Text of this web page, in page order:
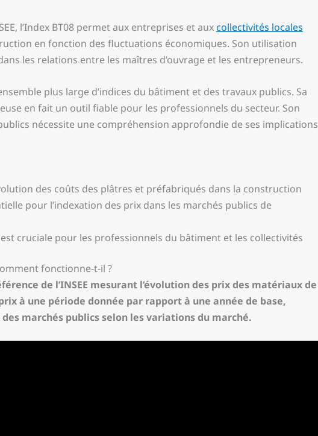
l’Index BT08 permet aux entreprises et auxcollectivités locales
en fonction des fluctuations économiques. Son utilisation
les relations entre les maîtres d’ouvrage et les entrepreneurs.
plus large d’indices du bâtiment et des travaux publics. Sa
en fait un outil fiable pour les professionnels du secteur. Son
nécessite une compréhension approfondie de ses implications
des coûts des plâtres et préfabriqués dans la construction
pour l’indexation des prix dans les marchés publics de
cruciale pour les professionnels du bâtiment et les collectivités
fonctionne-t-il ?
de l’INSEE mesurant l’évolution des prix des matériaux de
à une période donnée par rapport à une année de base,
marchés publics selon les variations du marché.